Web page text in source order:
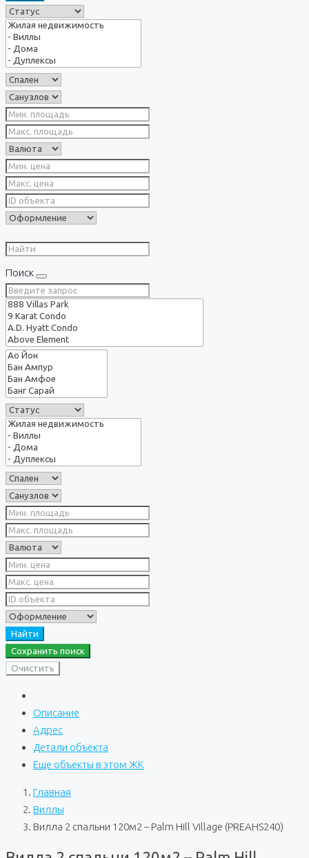
Поиск
Найти
Сохранить поиск
Очистить
Описание
Адрес
Детали объекта
Еще объекты в этом ЖК
Главная
Виллы
Вилла 2 спальни 120м2 – Palm Hill Village (PREAHS240)